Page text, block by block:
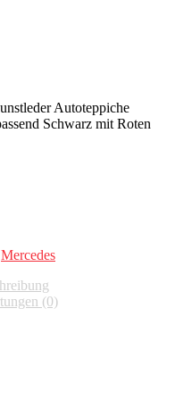
Autoteppiche
Schwarz mit Roten
Mercedes
(0)